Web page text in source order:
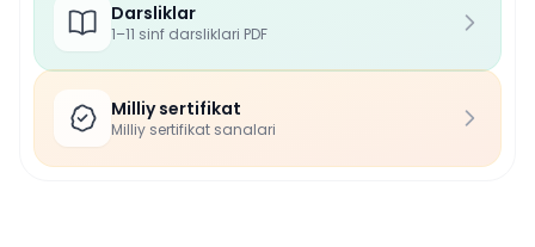
Darsliklar
1–11 sinf darsliklari PDF
Milliy sertifikat
Milliy sertifikat sanalari